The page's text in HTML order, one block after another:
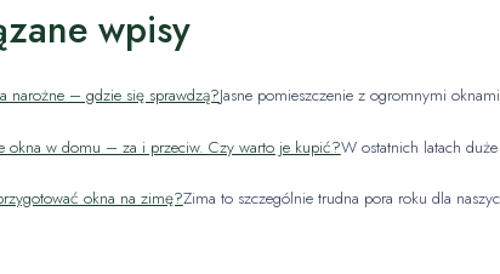
wpisy
narożne – gdzie się sprawdzą?Jasne pomieszczenie z ogromnymi
okna w domu – za i przeciw. Czy warto je kupić?W ostatnich latach
okna na zimę?Zima to szczególnie trudna pora roku dla